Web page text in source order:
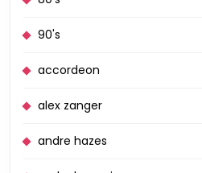
90's
accordeon
alex zanger
andre hazes